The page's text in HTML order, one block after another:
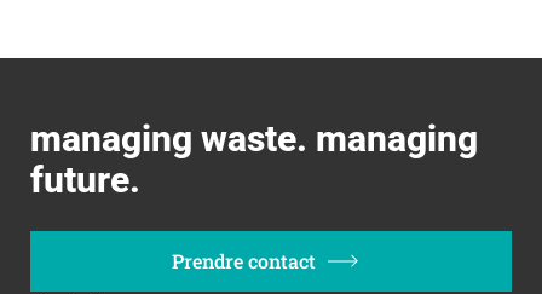
managing waste. managing
future.
Prendre contact